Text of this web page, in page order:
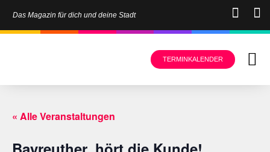
Das Magazin für dich und deine Stadt
TERMINKALENDER
« Alle Veranstaltungen